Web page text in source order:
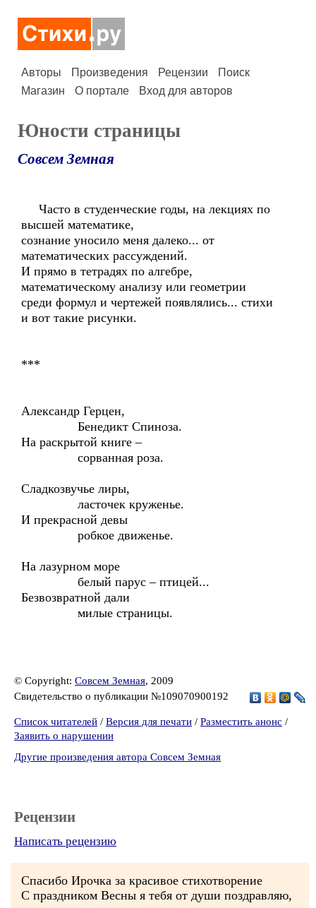
Авторы Произведения Рецензии
Поиск
Магазин
О портале Вход для авторов
Юности страницы
Совсем Земная
Часто в студенческие годы, на лекциях по
высшей математике,
сознание уносило меня далеко... от
математических рассуждений.
И прямо в тетрадях по алгебре,
математическому анализу или геометрии
среди формул и чертежей появлялись... стихи
и вот такие рисунки.
***
Александр Герцен,
Бенедикт Спиноза.
На раскрытой книге –
сорванная роза.
Сладкозвучье лиры,
ласточек круженье.
И прекрасной девы
робкое движенье.
На лазурном море
белый парус – птицей...
Безвозвратной дали
милые страницы.
© Copyright: Совсем Земная, 2009
Свидетельство о публикации №109070900192
Список читателей / Версия для печати / Разместить анонс /
Заявить о нарушении
Другие произведения автора Совсем Земная
Рецензии
Написать рецензию
Спасибо Ирочка за красивое стихотворение
С праздником Весны я тебя от души поздравляю,